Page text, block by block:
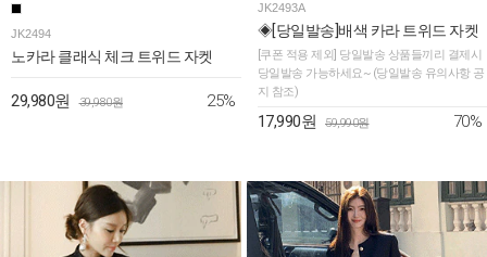
JK2494
노카라 클래식 체크 트위드 자켓
29,980원 39,980원 25%
JK2493A
◈[당일발송]배색 카라 트위드 자켓
[쿠폰 적용 제외] 당일발송 상품들끼리 결제시
당일발송 가능하세요~ (당일발송 유의사항 공
지 참조)
17,990원 59,990원 70%